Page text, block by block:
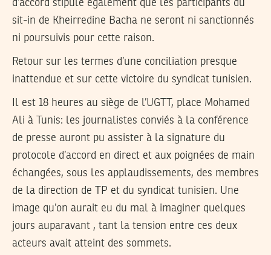
d’accord stipule également que les participants du
sit-in de Kheirredine Bacha ne seront ni sanctionnés
ni poursuivis pour cette raison.
Retour sur les termes d’une conciliation presque
inattendue et sur cette victoire du syndicat tunisien.
Il est 18 heures au siège de l’UGTT, place Mohamed
Ali à Tunis: les journalistes conviés à la conférence
de presse auront pu assister à la signature du
protocole d’accord en direct et aux poignées de main
échangées, sous les applaudissements, des membres
de la direction de TP et du syndicat tunisien. Une
image qu’on aurait eu du mal à imaginer quelques
jours auparavant , tant la tension entre ces deux
acteurs avait atteint des sommets.